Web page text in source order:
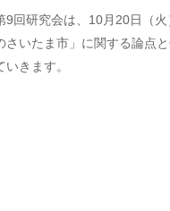
9回研究会は、10月20日（
さいたま市」に関する論点
きます。